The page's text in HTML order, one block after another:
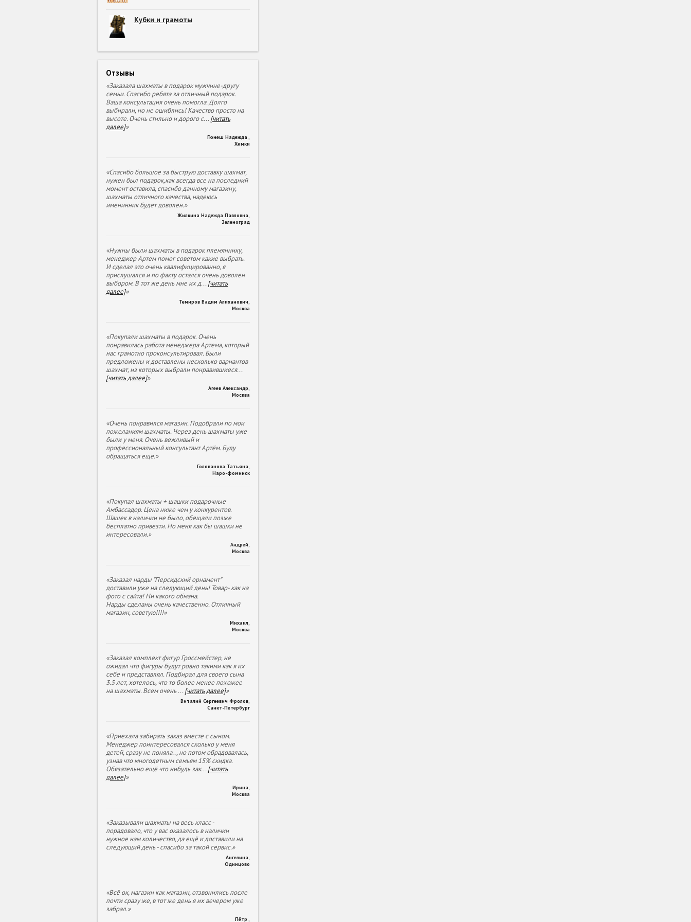
Кубки и грамоты
Отзывы
«Заказала шахматы в подарок мужчине-другу
семьи. Спасибо ребята за отличный подарок.
Ваша консультация очень помогла. Долго
выбирали, но не ошиблись! Качество просто на
высоте. Очень стильно и дорого с...[читать
далее]»
Гюнеш Надежда
Химки
«Спасибо большое за быструю доставку шахмат,
нужен был подарок,как всегда все на последний
момент оставила, спасибо данному магазину,
шахматы отличного качества, надеюсь
именинник будет доволен.»
Жилкина Надежда Павловна
Зеленоград
«Нужны были шахматы в подарок племяннику,
менеджер Артем помог советом какие выбрать.
И сделал это очень квалифицированно, я
прислушался и по факту остался очень доволен
выбором. В тот же день мне их д...[читать
далее]»
Темиров Вадим Алиханович
Москва
«Покупали шахматы в подарок. Очень
понравилась работа менеджера Артема, который
нас грамотно проконсультировал. Были
предложены и доставлены несколько вариантов
шахмат, из которых выбрали понравившиеся...
[читать далее]»
Агеев Александр
Москва
«Очень понравился магазин. Подобрали по мои
пожеланиям шахматы. Через день шахматы уже
были у меня. Очень вежливый и
профессиональный консультант Артём. Буду
обращаться еще.»
Голованова Татьяна
Наро-фоминск
«Покупал шахматы + шашки подарочные
Амбассадор. Цена ниже чем у конкурентов.
Шашек в наличии не было, обещали позже
бесплатно привезти. Но меня как бы шашки не
интересовали.»
Андрей
Москва
«Заказал нарды "Персидский орнамент"
доставили уже на следующий день! Товар- как на
фото с сайта! Ни какого обмана.
Нарды сделаны очень качественно. Отличный
магазин, советую!!!!»
Михаил
Москва
«Заказал комплект фигур Гроссмейстер, не
ожидал что фигуры будут ровно такими как я их
себе и представлял. Подбирал для своего сына
3.5 лет, хотелось, что то более менее похожее
на шахматы. Всем очень...[читать далее]»
Виталий Сергеевич Фролов
Санкт-Петербург
«Приехала забирать заказ вместе с сыном.
Менеджер поинтересовался сколько у меня
детей, сразу не поняла.., но потом обрадовалась,
узнав что многодетным семьям 15% скидка.
Обязательно ещё что нибудь зак...[читать
далее]»
Ирина
Москва
«Заказывали шахматы на весь класс -
порадовало, что у вас оказалось в наличии
нужное нам количество, да ещё и доставили на
следующий день - спасибо за такой сервис.»
Ангелина
Одинцово
«Всё ок, магазин как магазин, отзвонились после
почти сразу же, в тот же день я их вечером уже
забрал.»
Пётр